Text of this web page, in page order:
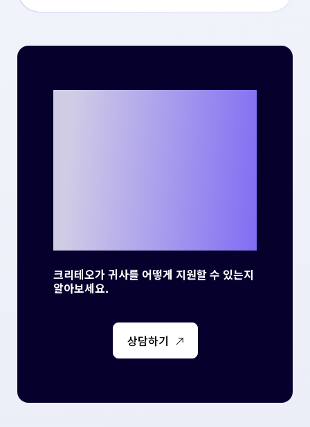
크리테오가 귀사를 어떻게 지원할 수 있는지
알아보세요.
상담하기